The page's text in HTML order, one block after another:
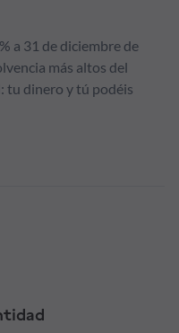
a 31 de diciembre de
más altos del
tu dinero y tú podéis